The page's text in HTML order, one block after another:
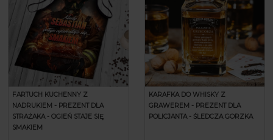
FARTUCH KUCHENNY Z
NADRUKIEM - PREZENT DLA
STRAŻAKA - OGIEŃ STAJE SIĘ
SMAKIEM
KARAFKA DO WHISKY Z
GRAWEREM - PREZENT DLA
POLICJANTA - ŚLEDCZA GORZKA